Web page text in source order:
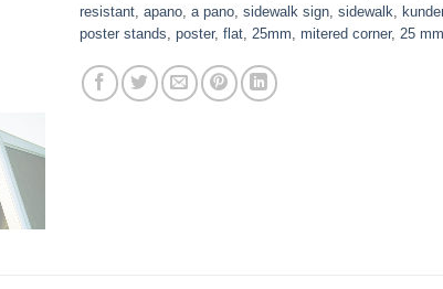
resistant, apano, a pano, sidewalk sign, sidewalk,
poster stands, poster, flat, 25mm, mitered corner, 25 mm